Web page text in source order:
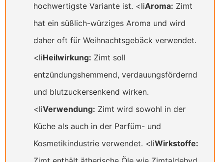
hochwertigste Variante ist. <liAroma: Zimt
hat ein süßlich-würziges Aroma und wird
daher oft für Weihnachtsgebäck verwendet.
<liHeilwirkung: Zimt soll
entzündungshemmend, verdauungsfördernd
und blutzuckersenkend wirken.
<liVerwendung: Zimt wird sowohl in der
Küche als auch in der Parfüm- und
Kosmetikindustrie verwendet. <liWirkstoffe: